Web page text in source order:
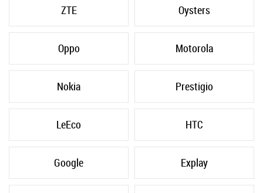
ZTE Oysters
Oppo Motorola
Nokia Prestigio
LeEco HTC
Google Explay